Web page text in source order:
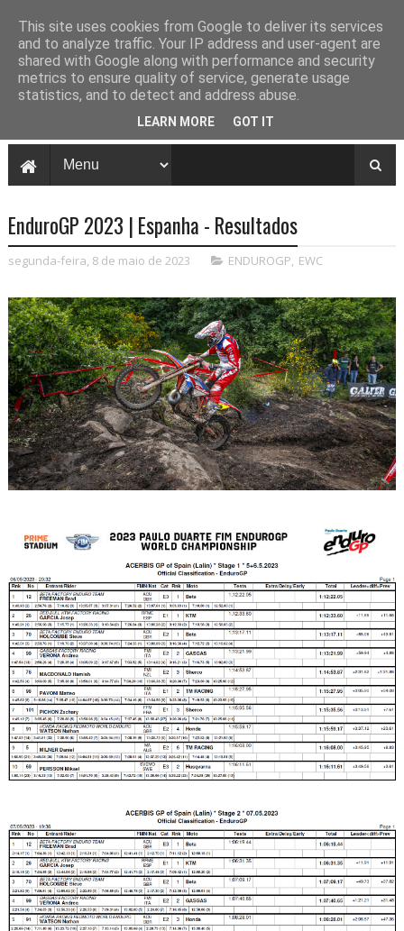
EnduroGP 2023 | Espanha - Resultados
segunda-feira, 8 de maio de 2023 ENDUROGP EWC
This site uses cookies from Google to deliver its services
and to analyze traffic. Your IP address and user-agent are
shared with Google along with performance and security
metrics to ensure quality of service, generate usage
statistics, and to detect and address abuse.
LEARN MORE GOT IT